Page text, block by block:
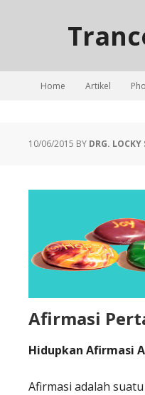
Home Artikel
10/06/2015 BY DRG. LOCKY
Afirmasi
Hidupkan Afirmasi
Afirmasi adalah